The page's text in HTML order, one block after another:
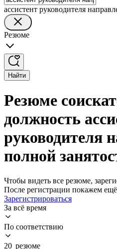
ассистент руководителя
Резюме
Найти
Резюме
должность
руководителя
полной
Чтобы видеть все резюме,
После регистрации покажем
Зарегистрироваться
За всё время
По соответствию
20 резюме